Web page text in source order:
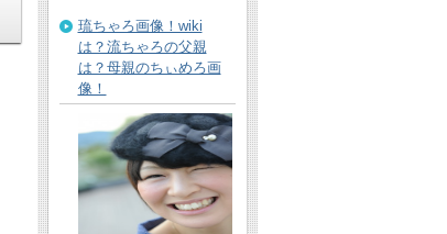
琉ちゃろ画像！wiki
は？流ちゃろの父親
は？母親のちぃめろ画
像！